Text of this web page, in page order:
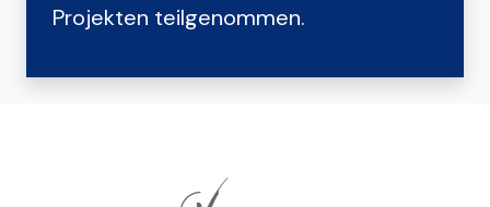
Projekten teilgenommen.